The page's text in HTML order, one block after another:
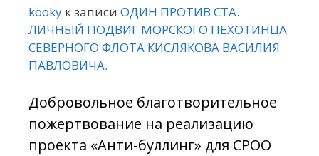
kooky к записи ОДИН ПРОТИВ СТА.
ЛИЧНЫЙ ПОДВИГ МОРСКОГО ПЕХОТИНЦА
СЕВЕРНОГО ФЛОТА КИСЛЯКОВА ВАСИЛИЯ
ПАВЛОВИЧА.
Добровольное благотворительное
пожертвование на реализацию
проекта «Анти-буллинг» для СРОО